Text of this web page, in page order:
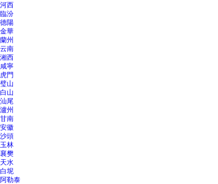
河西
臨汾
德陽
金華
蘭州
云南
湘西
咸寧
虎門
璧山
白山
汕尾
瀘州
甘南
安徽
沙頭
玉林
襄樊
天水
白坭
阿勒泰